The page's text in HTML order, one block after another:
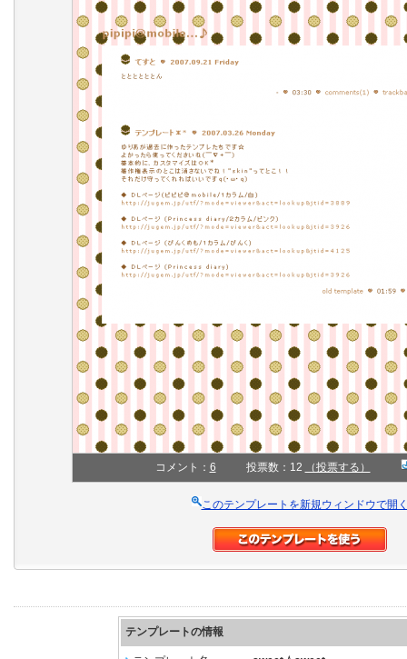
コメント： 6 投票数：12 （投票する）
このテンプレートを新規ウィンドウで開
テンプレートの情報